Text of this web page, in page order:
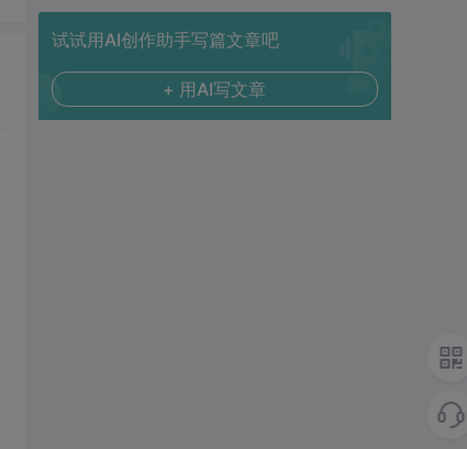
试试用AI创作助手写篇文章吧
+ 用AI写文章